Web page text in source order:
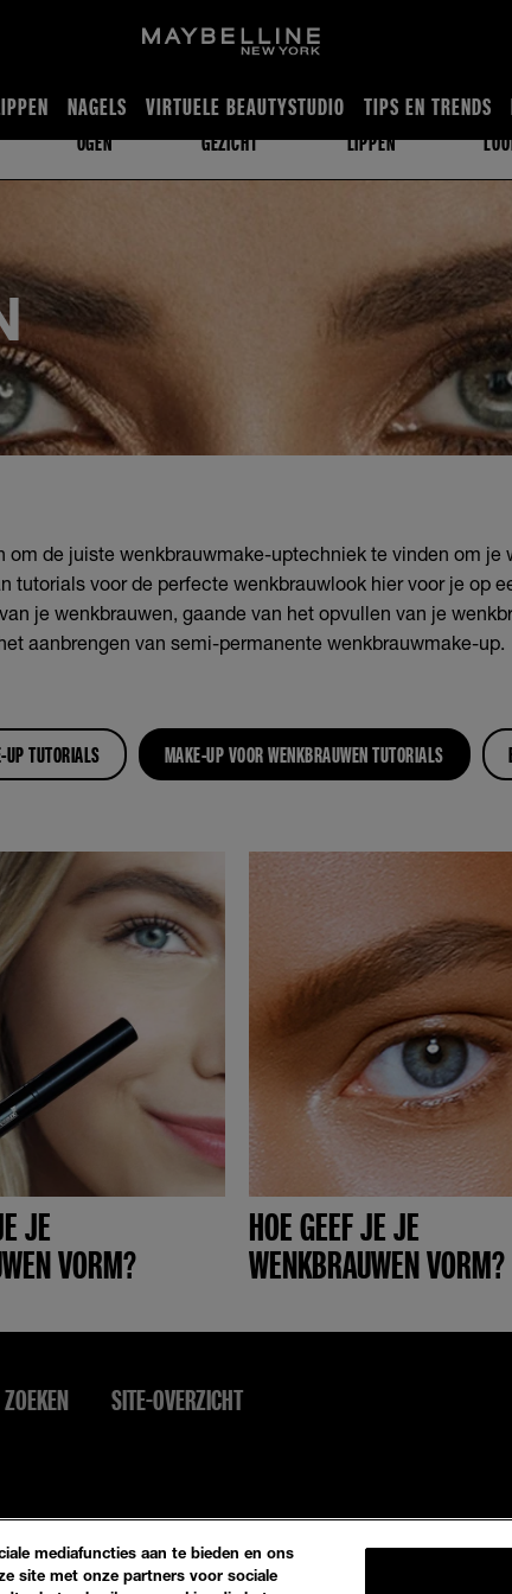
NAGELS VIRTUELE BEAUTYSTUDIO TIPS EN TRENDS
OGEN GEZICHT LIPPEN
om de juiste wenkbrauwmake-uptechniek te vinden om je
tutorials voor de perfecte wenkbrauwlook hier voor je op
je wenkbrauwen, gaande van het opvullen van je
aanbrengen van semi-permanente wenkbrauwmake-up.
UP TUTORIALS MAKE-UP VOOR WENKBRAUWEN TUTORIALS
JE
VORM?
HOE GEEF JE JE
WENKBRAUWEN VORM?
ZOEKEN SITE-OVERZICHT
mediafuncties aan te bieden en ons
site met onze partners voor sociale